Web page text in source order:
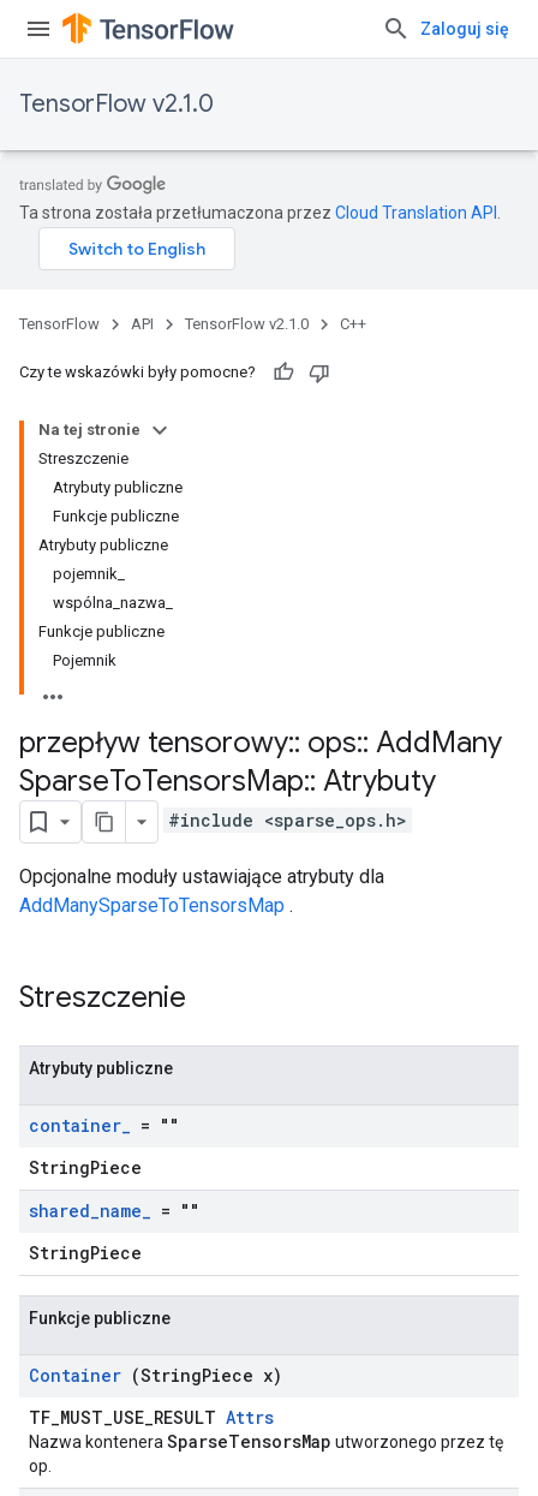
Zaloguj się
TensorFlow v2.1.0
Ta strona została przetłumaczona przez Cloud Translation API
TensorFlow API TensorFlow v2.1.0 C++
Czy te wskazówki były pomocne?
Na tej stronie
Streszczenie
Atrybuty publiczne
Funkcje publiczne
Atrybuty publiczne
pojemnik_
wspólna_nazwa_
Funkcje publiczne
Pojemnik
przepływ tensorowy:: ops:: AddMany
SparseToTensorsMap:: Atrybuty
#include <sparse_ops.h>
Opcjonalne moduły ustawiające atrybuty dla
AddManySparseToTensorsMap .
Streszczenie
Atrybuty publiczne
container_ = ""
StringPiece
shared_name_ = ""
StringPiece
Funkcje publiczne
Container (StringPiece x)
TF_MUST_USE_RESULT Attrs
Nazwa kontenera SparseTensorsMap utworzonego przez tę
op.